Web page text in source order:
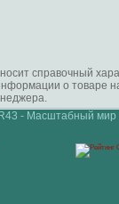
справочный
о
- Масштабный мир